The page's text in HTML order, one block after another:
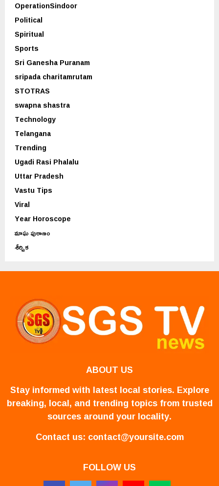
OperationSindoor
Political
Spiritual
Sports
Sri Ganesha Puranam
sripada charitamrutam
STOTRAS
swapna shastra
Technology
Telangana
Trending
Ugadi Rasi Phalalu
Uttar Pradesh
Vastu Tips
Viral
Year Horoscope
మాఘ పురాణం
శీర్షిక
ABOUT US
Stay informed with latest local stories. Explore
breaking, local, and trending topics from trusted
sources around your locality.
Contact us: contact@yoursite.com
FOLLOW US